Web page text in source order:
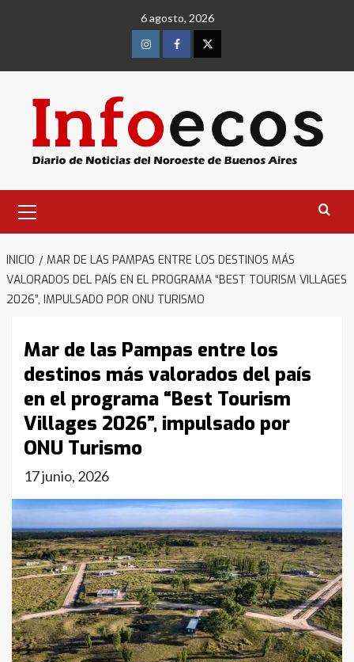
6 agosto, 2026
InstagramFacebookTwitter
primario
INICIO
MAR DE LAS PAMPAS ENTRE LOS DESTINOS MÁS
VALORADOS DEL PAÍS EN EL PROGRAMA “BEST TOURISM VILLAGES
2026”, IMPULSADO POR ONU TURISMO
Mar de las Pampas entre los
destinos más valorados del país
en el programa “Best Tourism
Villages 2026”, impulsado por
ONU Turismo
17 junio, 2026